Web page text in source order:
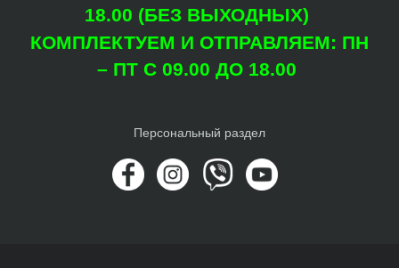
18.00 (БЕЗ ВЫХОДНЫХ)
КОМПЛЕКТУЕМ И ОТПРАВЛЯЕМ: ПН
– ПТ С 09.00 ДО 18.00
Персональный раздел